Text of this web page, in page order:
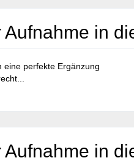
in
eine perfekte Ergänzung
in